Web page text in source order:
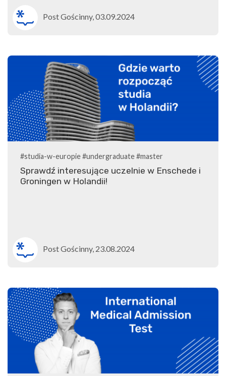
Post Gościnny, 03.09.2024
#studia-w-europie#undergraduate#master
Sprawdź interesujące uczelnie w Enschede i
Groningen w Holandii!
Post Gościnny, 23.08.2024